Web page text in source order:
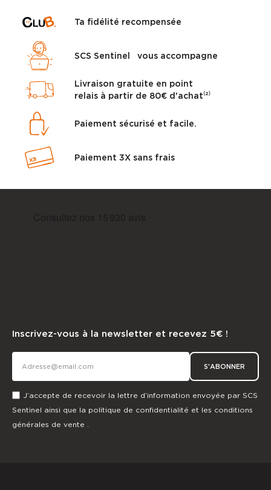
Ta fidélité recompensée
SCS Sentinel vous accompagne
Livraison gratuite en point
relais à partir de 80€ d'achat⁽²⁾
Paiement sécurisé et facile.
Paiement 3X sans frais
Inscrivez-vous à la newsletter et recevez 5€ !
S'ABONNER
J’accepte de recevoir la lettre d’information envoyée par SCS
Sentinel ainsi que la politique de confidentialité et les conditions
générales de vente